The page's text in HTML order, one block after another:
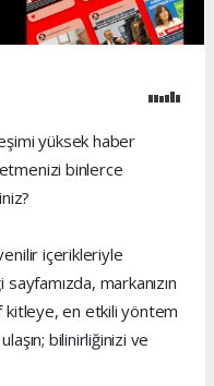
yüksek haber
binlerce
içerikleriyle
markanızın
kitleye, en etkili yöntem
bilinirliğinizi ve